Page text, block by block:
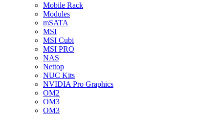
Mobile Rack
Modules
mSATA
MSI
MSI Cubi
MSI PRO
NAS
Nettop
NUC Kits
NVIDIA Pro Graphics
OM2
OM3
OM3